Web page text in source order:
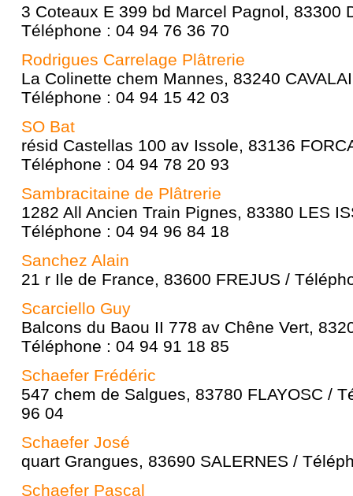
3 Coteaux E 399 bd Marcel Pagnol, 83300
Téléphone : 04 94 76 36 70
Rodrigues Carrelage Plâtrerie
La Colinette chem Mannes, 83240
Téléphone : 04 94 15 42 03
SO Bat
résid Castellas 100 av Issole, 83136
Téléphone : 04 94 78 20 93
Sambracitaine de Plâtrerie
1282 All Ancien Train Pignes, 83380 LES
Téléphone : 04 94 96 84 18
Sanchez Alain
21 r Ile de France, 83600 FREJUS /
Scarciello Guy
Balcons du Baou II 778 av Chêne Vert,
Téléphone : 04 94 91 18 85
Schaefer Frédéric
547 chem de Salgues, 83780 FLAYOSC /
96 04
Schaefer José
quart Grangues, 83690 SALERNES /
Schaefer Pascal